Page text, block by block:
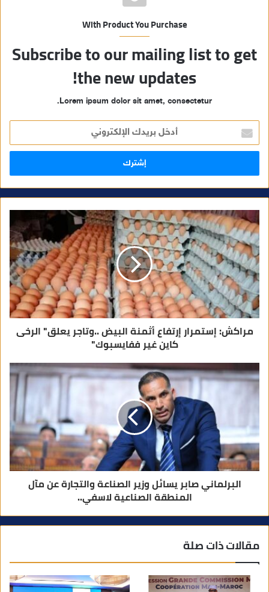
With Product You Purchase
Subscribe to our mailing list to get
the new updates!
Lorem ipsum dolor sit amet, consectetur.
خ
ل
ر
ا
ل
إ
ل
ك
ت
ر
و
ن
ي
مراكش: إستمرار إرتفاع أثمنة البيض ..وتاجر يعلق" الرخى
كاين غير ففايسبوك"
البرلماني صابر يسائل وزير الصناعة والتجارة عن مآل
المنطقة الصناعية لاسفي..
مقالات ذات صلة